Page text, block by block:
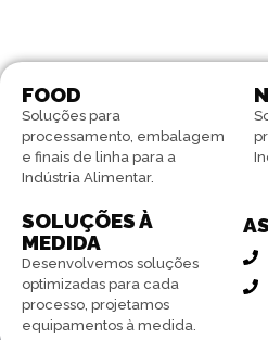
FOOD
Soluções para
processamento, embalagem
e finais de linha para a
Indústria Alimentar.
SOLUÇÕES À
MEDIDA
Desenvolvemos soluções
optimizadas para cada
processo, projetamos
equipamentos à medida.